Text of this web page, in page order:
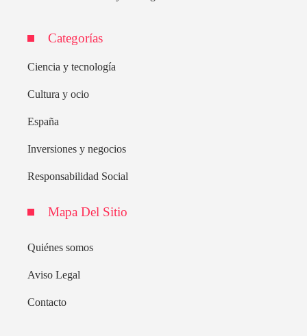
Categorías
Ciencia y tecnología
Cultura y ocio
España
Inversiones y negocios
Responsabilidad Social
Mapa Del Sitio
Quiénes somos
Aviso Legal
Contacto